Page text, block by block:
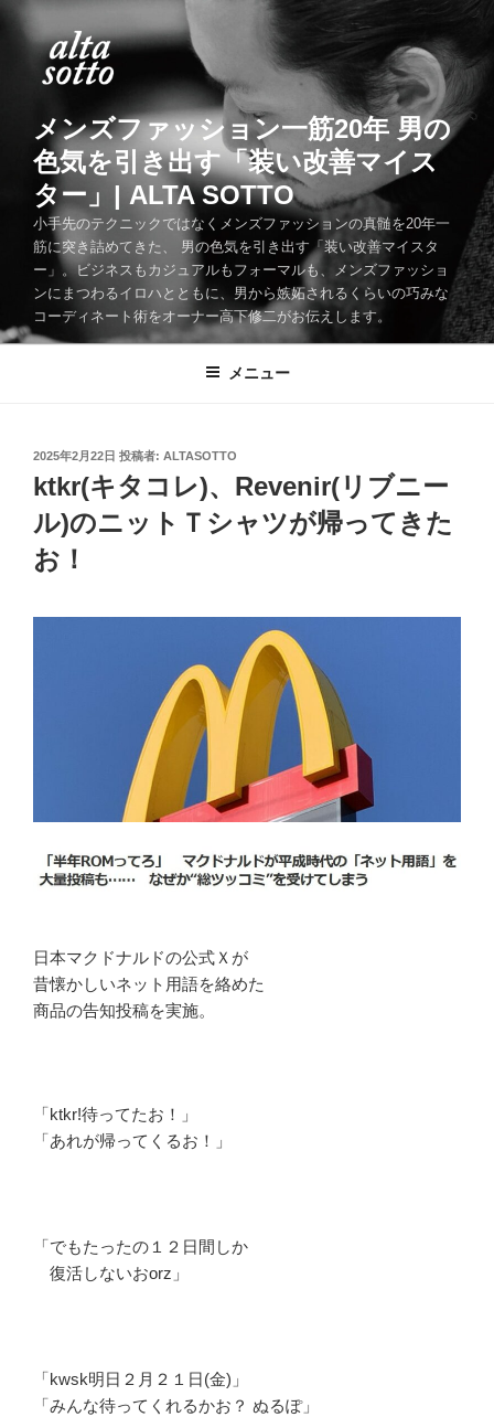
メンズファッション一筋20年 男の
色気を引き出す「装い改善マイス
ター」| ALTA SOTTO
小手先のテクニックではなくメンズファッションの真髄を20年一
筋に突き詰めてきた、 男の色気を引き出す「装い改善マイスタ
ー」。ビジネスもカジュアルもフォーマルも、メンズファッショ
ンにまつわるイロハとともに、男から嫉妬されるくらいの巧みな
コーディネート術をオーナー高下修二がお伝えします。
メニュー
投
稿
日:
2025年2月22日 投稿者: ALTASOTTO
ktkr(キタコレ)、Revenir(リブニー
ル)のニットＴシャツが帰ってきた
お！
日本マクドナルドの公式Ｘが
昔懐かしいネット用語を絡めた
商品の告知投稿を実施。
「ktkr!待ってたお！」
「あれが帰ってくるお！」
「でもたったの１２日間しか
復活しないおorz」
「kwsk明日２月２１日(金)」
「みんな待ってくれるかお？ ぬるぽ」